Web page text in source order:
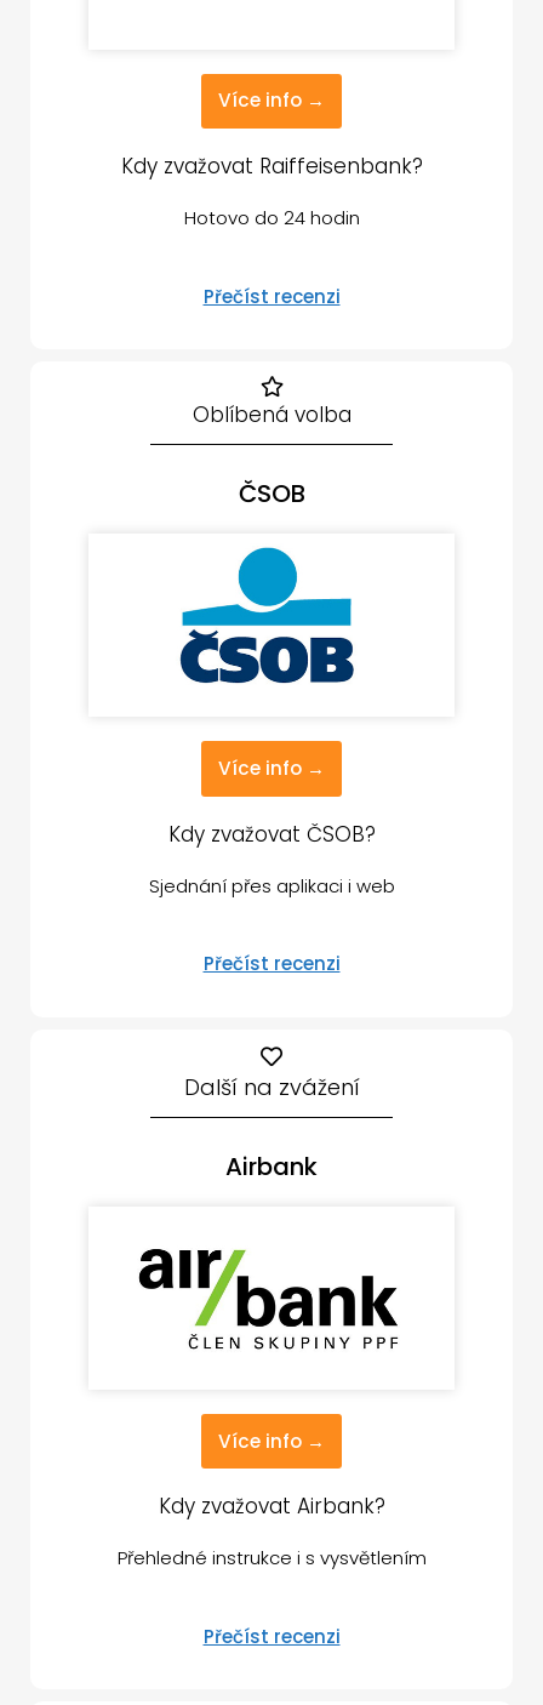
Více info →
Kdy zvažovat Raiffeisenbank?
Hotovo do 24 hodin
Přečíst recenzi
Oblíbená volba
ČSOB
Více info →
Kdy zvažovat ČSOB?
Sjednání přes aplikaci i web
Přečíst recenzi
Další na zvážení
Airbank
Více info →
Kdy zvažovat Airbank?
Přehledné instrukce i s vysvětlením
Přečíst recenzi